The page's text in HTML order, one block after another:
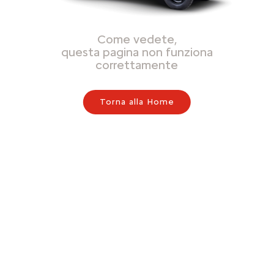
Come vedete,
questa pagina non funziona
correttamente
Torna alla Home